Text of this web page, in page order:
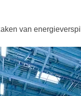
van